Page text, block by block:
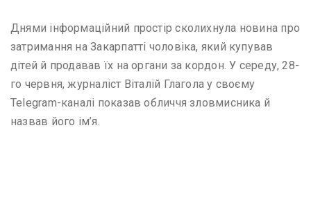
Днями інформаційний простір сколихнула новина про
затримання на Закарпатті чоловіка, який купував
дітей й продавав їх на органи за кордон. У середу, 28-
го червня, журналіст Віталій Глагола у своєму
Telegram-каналі показав обличчя зловмисника й
назвав його ім’я.